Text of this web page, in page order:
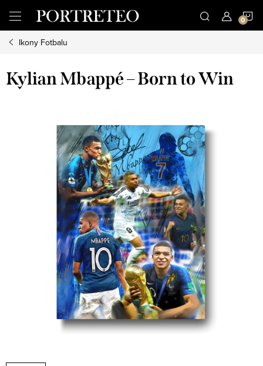
obsah
Ikony Fotbalu
Kylian Mbappé – Born to Win